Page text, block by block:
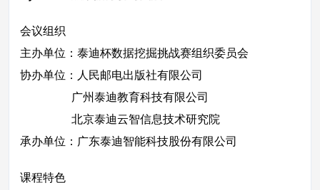
会议组织
主办单位：泰迪杯数据挖掘挑战赛组织委员会
协办单位：人民邮电出版社有限公司
广州泰迪教育科技有限公司
北京泰迪云智信息技术研究院
承办单位：广东泰迪智能科技股份有限公司
课程特色